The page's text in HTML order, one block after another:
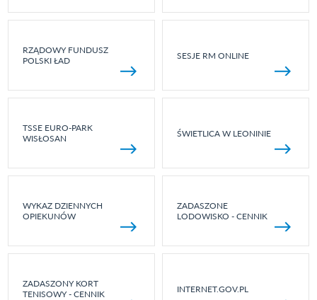
RZĄDOWY FUNDUSZ
POLSKI ŁAD
SESJE RM ONLINE
TSSE EURO-PARK
WISŁOSAN
ŚWIETLICA W LEONINIE
WYKAZ DZIENNYCH
OPIEKUNÓW
ZADASZONE
LODOWISKO - CENNIK
ZADASZONY KORT
TENISOWY - CENNIK
INTERNET.GOV.PL